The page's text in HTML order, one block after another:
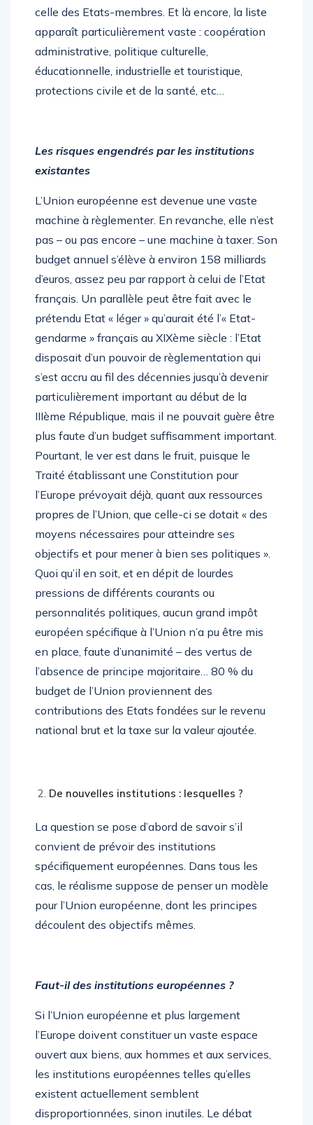
celle des Etats-membres. Et là encore, la liste
apparaît particulièrement vaste : coopération
administrative, politique culturelle,
éducationnelle, industrielle et touristique,
protections civile et de la santé, etc…
Les risques engendrés par les institutions
existantes
L’Union européenne est devenue une vaste
machine à règlementer. En revanche, elle n’est
pas – ou pas encore – une machine à taxer. Son
budget annuel s’élève à environ 158 milliards
d’euros, assez peu par rapport à celui de l’Etat
français. Un parallèle peut être fait avec le
prétendu Etat « léger » qu’aurait été l’« Etat-
gendarme » français au XIXème siècle : l’Etat
disposait d’un pouvoir de règlementation qui
s’est accru au fil des décennies jusqu’à devenir
particulièrement important au début de la
IIIème République, mais il ne pouvait guère être
plus faute d’un budget suffisamment important.
Pourtant, le ver est dans le fruit, puisque le
Traité établissant une Constitution pour
l’Europe prévoyait déjà, quant aux ressources
propres de l’Union, que celle-ci se dotait « des
moyens nécessaires pour atteindre ses
objectifs et pour mener à bien ses politiques ».
Quoi qu’il en soit, et en dépit de lourdes
pressions de différents courants ou
personnalités politiques, aucun grand impôt
européen spécifique à l’Union n’a pu être mis
en place, faute d’unanimité – des vertus de
l’absence de principe majoritaire… 80 % du
budget de l’Union proviennent des
contributions des Etats fondées sur le revenu
national brut et la taxe sur la valeur ajoutée.
De nouvelles institutions : lesquelles ?
La question se pose d’abord de savoir s’il
convient de prévoir des institutions
spécifiquement européennes. Dans tous les
cas, le réalisme suppose de penser un modèle
pour l’Union européenne, dont les principes
découlent des objectifs mêmes.
Faut-il des institutions européennes ?
Si l’Union européenne et plus largement
l’Europe doivent constituer un vaste espace
ouvert aux biens, aux hommes et aux services,
les institutions européennes telles qu’elles
existent actuellement semblent
disproportionnées, sinon inutiles. Le débat